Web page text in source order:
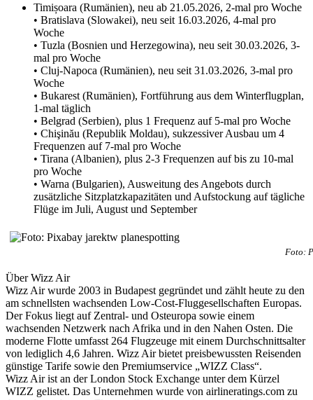
Timișoara (Rumänien), neu ab 21.05.2026, 2-mal pro Woche
• Bratislava (Slowakei), neu seit 16.03.2026, 4-mal pro
Woche
• Tuzla (Bosnien und Herzegowina), neu seit 30.03.2026, 3-
mal pro Woche
• Cluj-Napoca (Rumänien), neu seit 31.03.2026, 3-mal pro
Woche
• Bukarest (Rumänien), Fortführung aus dem Winterflugplan,
1-mal täglich
• Belgrad (Serbien), plus 1 Frequenz auf 5-mal pro Woche
• Chişinău (Republik Moldau), sukzessiver Ausbau um 4
Frequenzen auf 7-mal pro Woche
• Tirana (Albanien), plus 2-3 Frequenzen auf bis zu 10-mal
pro Woche
• Warna (Bulgarien), Ausweitung des Angebots durch
zusätzliche Sitzplatzkapazitäten und Aufstockung auf tägliche
Flüge im Juli, August und September
Foto:
Über Wizz Air
Wizz Air wurde 2003 in Budapest gegründet und zählt heute zu den
am schnellsten wachsenden Low-Cost-Fluggesellschaften Europas.
Der Fokus liegt auf Zentral- und Osteuropa sowie einem
wachsenden Netzwerk nach Afrika und in den Nahen Osten. Die
moderne Flotte umfasst 264 Flugzeuge mit einem Durchschnittsalter
von lediglich 4,6 Jahren. Wizz Air bietet preisbewussten Reisenden
günstige Tarife sowie den Premiumservice „WIZZ Class“.
Wizz Air ist an der London Stock Exchange unter dem Kürzel
WIZZ gelistet. Das Unternehmen wurde von airlineratings.com zu